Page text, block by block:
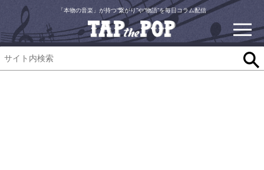
「本物の音楽」が持つ“繋がり”や“物語”を毎日コラム配信